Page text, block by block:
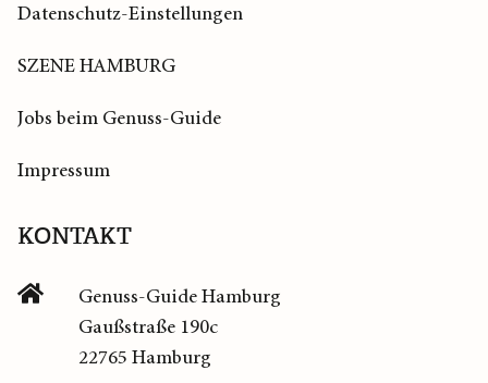
Datenschutz-Einstellungen
SZENE HAMBURG
Jobs beim Genuss-Guide
Impressum
KONTAKT
Genuss-Guide Hamburg
Gaußstraße 190c
22765 Hamburg